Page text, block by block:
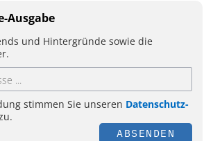
Ausgabe
und Hintergründe sowie die
stimmen Sie unseren Datenschutz-
ABSENDEN